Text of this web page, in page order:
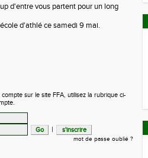
d'entre vous partent pour un long
d'athlé ce samedi 9 mai.
sur le site FFA, utilisez la rubrique ci-
|
mot de passe oublié ?